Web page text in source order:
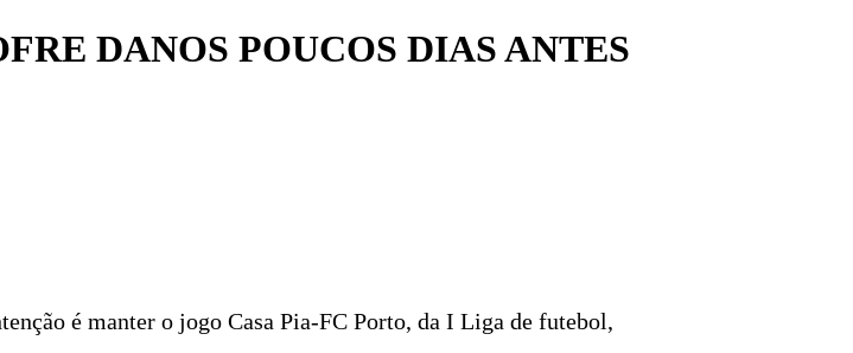
DANOS POUCOS DIAS ANTES
é manter o jogo Casa Pia-FC Porto, da I Liga de futebol,